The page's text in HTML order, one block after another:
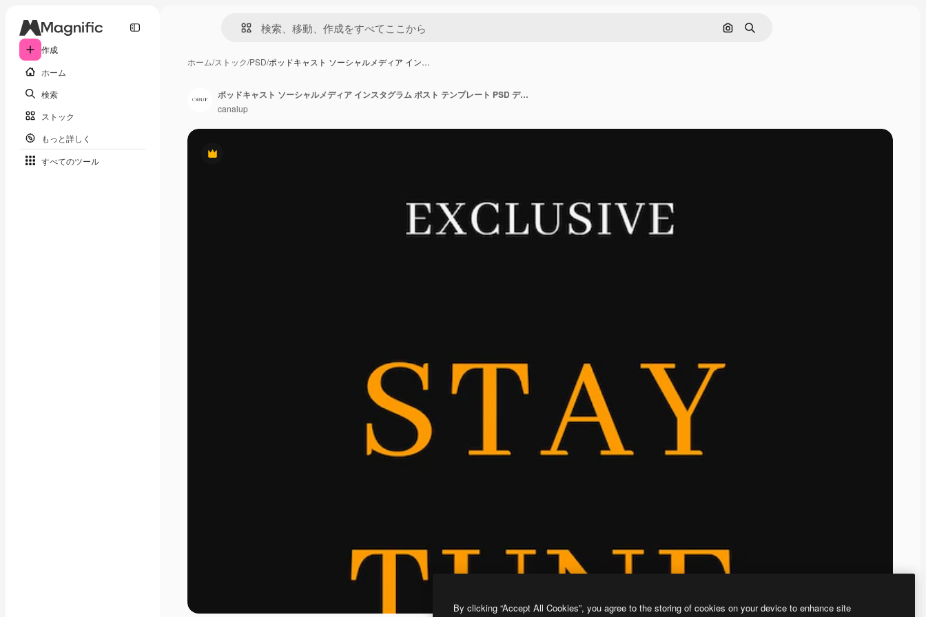
作成
ホーム
検索
ストック
もっと詳しく
すべてのツール
画像で検索
検索
ホーム/ストック/PSD/ポッドキャスト ソーシャルメディア イン…
Premium
ポッドキャスト ソーシャルメディア インスタグラム ポスト テンプレート PSD デザイン
canalup
By clicking “Accept All Cookies”, you agree to the storing of cookies on your device to enhance site